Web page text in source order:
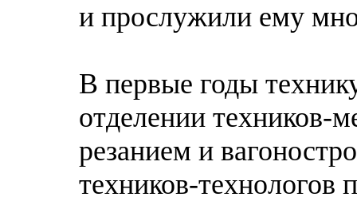
и прослужили ему
В первые годы
отделении техников-
резанием и
техников-